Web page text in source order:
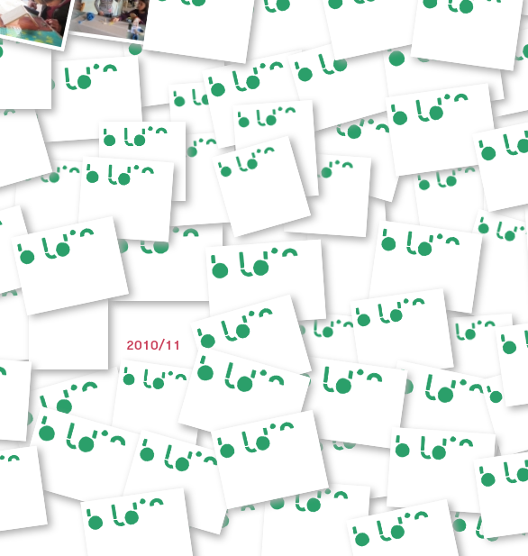
2010/11